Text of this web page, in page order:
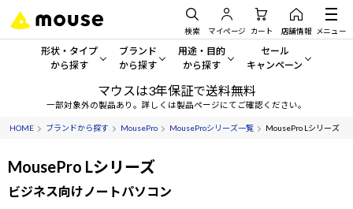
検索 マイページ カート 店舗情報 メニュー
形状・タイプ
から探す
形状・タイプから探す をすべてみる
デスクトップPC
ノートPC
ブランド
から探す
mouse
G TUNE
NEXTGEAR
用途・目的
から探す
一般向けパソコン
ゲーミングPC・ゲーム向けパソコン
セール
キャンペーン
セール・キャンペー
期間限定セール
マウスは3年保証で送料無料
一部対象外の製品あり。詳しくは製品ページにてご確認ください。
HOME ブランドから探す MousePro MouseProシリーズ一覧 MousePro Lシリーズ
MousePro Lシリーズ
ビジネス向けノートパソコン